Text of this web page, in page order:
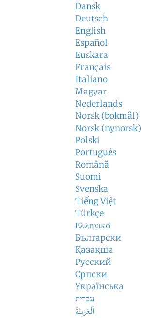
Dansk
Deutsch
English
Español
Euskara
Français
Italiano
Magyar
Nederlands
Norsk (bokmål)
Norsk (nynorsk)
Polski
Português
Română
Suomi
Svenska
Tiếng Việt
Türkçe
Ελληνικά
Български
Қазақша
Русский
Српски
Українська
עברית
اَلْعَرَبِيَّةُ